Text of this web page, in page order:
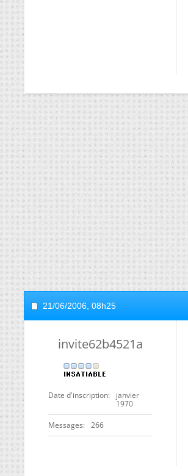
21/06/2006, 08h25
invite62b4521a
Date d'inscription
janvier
1970
Messages 266